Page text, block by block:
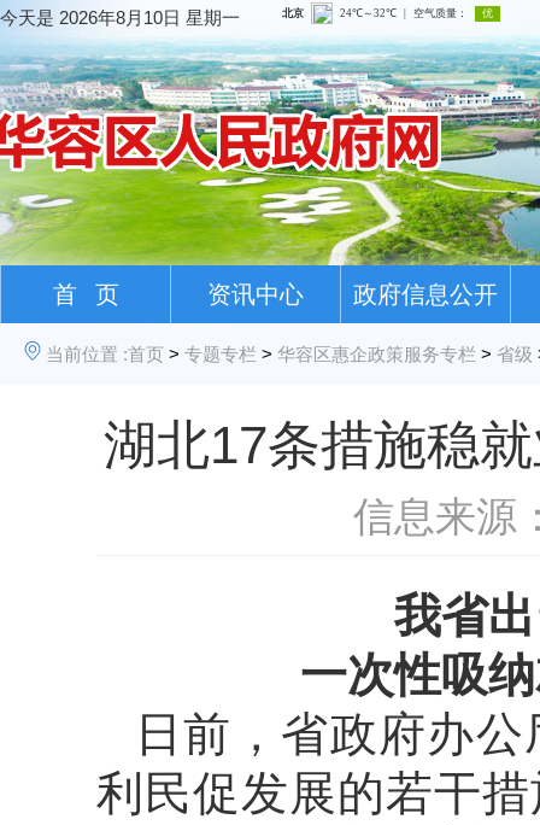
今天是 2026年8月10日 星期一
首 页 资讯中心 政府信息公开
当前位置 :首页 > 专题专栏 > 华容区惠企政策服务专栏 > 省级
湖北17条措施稳
信息来源
我省
一次性吸
日前，省政府办
利民促发展的若干